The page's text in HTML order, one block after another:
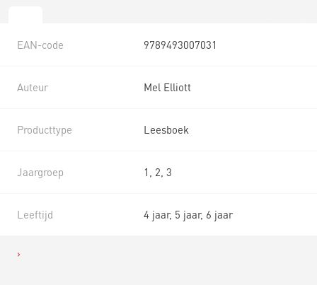
EAN-code 9789493007031
Auteur Mel Elliott
Producttype Leesboek
Jaargroep 1, 2, 3
Leeftijd 4 jaar, 5 jaar, 6 jaar